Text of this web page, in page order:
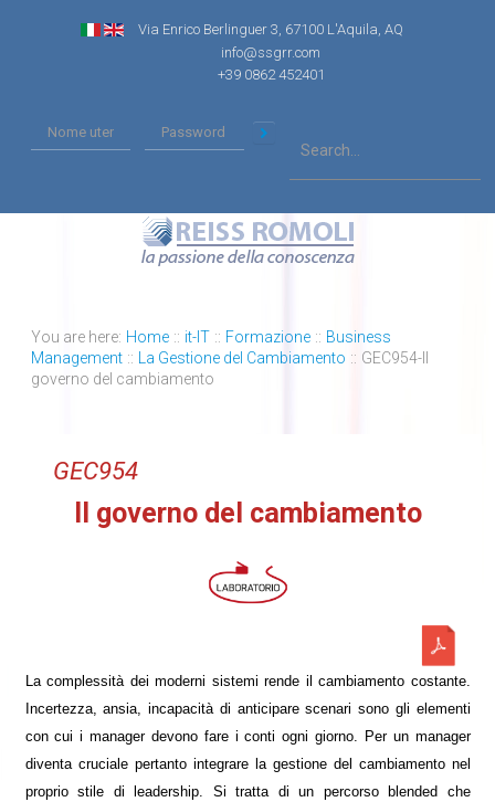
Via Enrico Berlinguer 3, 67100 L'Aquila, AQ
info@ssgrr.com
+39 0862 452401
You are here: Home :: it-IT :: Formazione :: Business
Management :: La Gestione del Cambiamento :: GEC954-Il
governo del cambiamento
GEC954
Il governo del cambiamento
La complessità dei moderni sistemi rende il cambiamento costante.
Incertezza, ansia, incapacità di anticipare scenari sono gli elementi
con cui i manager devono fare i conti ogni giorno. Per un manager
diventa cruciale pertanto integrare la gestione del cambiamento nel
proprio stile di leadership. Si tratta di un percorso blended che